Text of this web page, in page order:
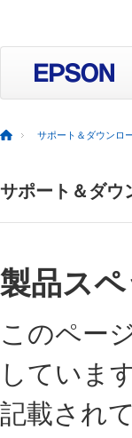
サポート＆ダウンロ
サポート＆ダウ
製品ス
このペー
しています
記載され